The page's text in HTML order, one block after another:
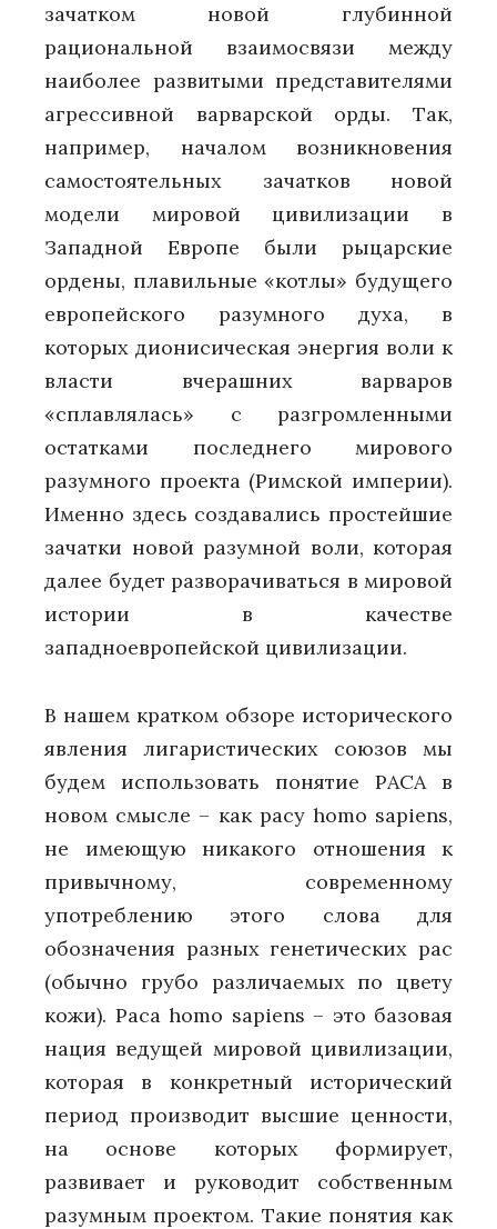
зачатком новой глубинной
рациональной взаимосвязи между
наиболее развитыми представителями
агрессивной варварской орды. Так,
например, началом возникновения
самостоятельных зачатков новой
модели мировой цивилизации в
Западной Европе были рыцарские
ордены, плавильные «котлы» будущего
европейского разумного духа, в
которых дионисическая энергия воли к
власти вчерашних варваров
«сплавлялась» с разгромленными
остатками последнего мирового
разумного проекта (Римской империи).
Именно здесь создавались простейшие
зачатки новой разумной воли, которая
далее будет разворачиваться в мировой
истории в качестве
западноевропейской цивилизации.
В нашем кратком обзоре исторического
явления лигаристических союзов мы
будем использовать понятие РАСА в
новом смысле – как расу homo sapiens,
не имеющую никакого отношения к
привычному, современному
употреблению этого слова для
обозначения разных генетических рас
(обычно грубо различаемых по цвету
кожи). Раса homo sapiens – это базовая
нация ведущей мировой цивилизации,
которая в конкретный исторический
период производит высшие ценности,
на основе которых формирует,
развивает и руководит собственным
разумным проектом. Такие понятия как